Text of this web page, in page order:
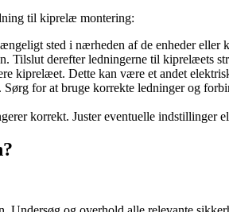
til kiprelæ montering:
sted i nærheden af de enheder eller
Tilslut derefter ledningerne til kiprelæets
kiprelæet. Dette kan være et andet
for at bruge korrekte ledninger og
korrekt. Juster eventuelle indstillinger